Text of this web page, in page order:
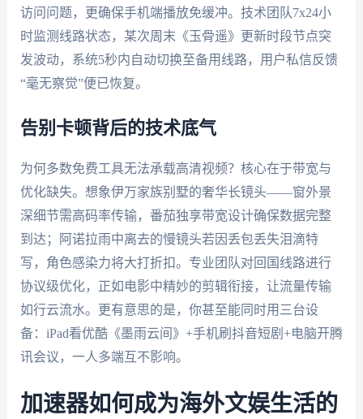
访问问题，更确保手机端播放免缓冲。技术团队7x24小
时监测线路状态，某次周末《玉骨遥》更新时段节点突
发波动，系统5秒内自动切换至备用线路，用户私信反馈
“毫无察觉”便已恢复。
告别卡顿背后的技术底气
为何多数免费工具无法承载高清视频？核心在于带宽与
优化缺失。想象伊万家族别墅的奢华长镜头——窗外景
深细节需高码率传输，番茄独享带宽设计确保数据完整
到达；阿诺拉雨中离去的慢镜头若因丢包丢失泪滴特
写，角色感染力将大打折扣。专业团队对回国线路进行
协议级优化，正如电影中精妙的剪辑衔接，让流量传输
如行云流水。更有意思的是，你甚至能同时用三台设
备：iPad看优酷《墨雨云间》+手机刷抖音短剧+电脑开腾
讯会议，一人多端互不影响。
加速器如何成为海外文娱生活的